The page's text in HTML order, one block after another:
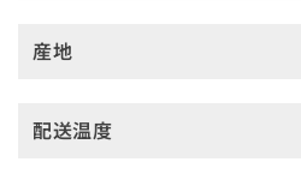
産地
配送温度